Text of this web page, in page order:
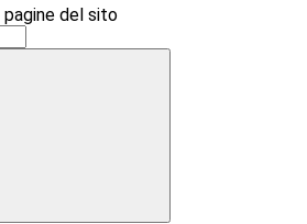
pagine del sito